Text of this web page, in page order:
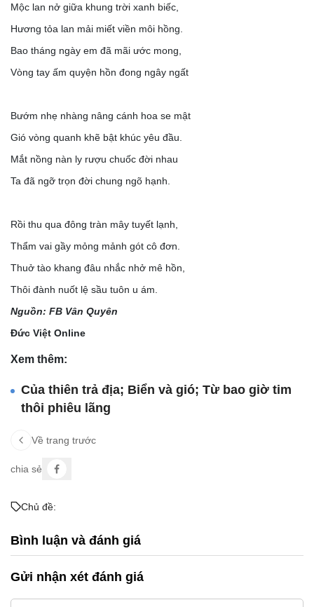
Mộc lan nở giữa khung trời xanh biếc,
Hương tỏa lan mải miết viền môi hồng.
Bao tháng ngày em đã mãi ước mong,
Vòng tay ấm quyện hồn đong ngây ngất
Bướm nhẹ nhàng nâng cánh hoa se mật
Gió vòng quanh khẽ bật khúc yêu đầu.
Mắt nồng nàn ly rượu chuốc đời nhau
Ta đã ngỡ trọn đời chung ngõ hạnh.
Rồi thu qua đông tràn mây tuyết lạnh,
Thẩm vai gầy mỏng mảnh gót cô đơn.
Thuở tào khang đâu nhắc nhở mê hồn,
Thôi đành nuốt lệ sầu tuôn u ám.
Nguồn: FB Vân Quyên
Đức Việt Online
Xem thêm:
Của thiên trả địa; Biển và gió; Từ bao giờ tim
thôi phiêu lãng
Về trang trước
chia sẻ
Chủ đề:
Bình luận và đánh giá
Gửi nhận xét đánh giá